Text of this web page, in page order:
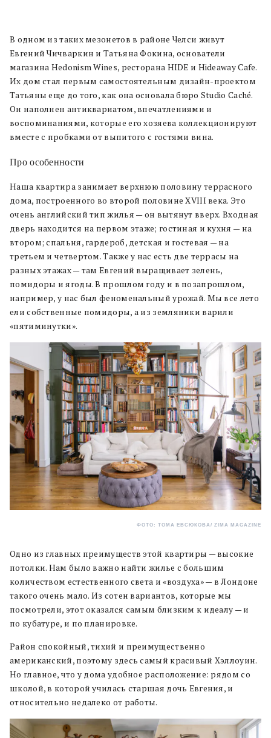
В одном из таких мезонетов в районе Челси живут
Евгений Чичваркин и Татьяна Фокина, основатели
магазина Hedonism Wines, ресторана HIDE и Hideaway Cafe.
Их дом стал первым самостоятельным дизайн-проектом
Татьяны еще до того, как она основала бюро Studio Caché.
Он наполнен антиквариатом, впечатлениями и
воспоминаниями, которые его хозяева коллекционируют
вместе с пробками от выпитого с гостями вина.
Про особенности
Наша квартира занимает верхнюю половину террасного
дома, построенного во второй половине XVIII века. Это
очень английский тип жилья — он вытянут вверх. Входная
дверь находится на первом этаже; гостиная и кухня — на
втором; спальня, гардероб, детская и гостевая — на
третьем и четвертом. Также у нас есть две террасы на
разных этажах — там Евгений выращивает зелень,
помидоры и ягоды. В прошлом году и в позапрошлом,
например, у нас был феноменальный урожай. Мы все лето
ели собственные помидоры, а из земляники варили
«пятиминутки».
ФОТО: ТОМА ЕВСЮКОВА/ ZIMA MAGAZINE
Одно из главных преимуществ этой квартиры — высокие
потолки. Нам было важно найти жилье с большим
количеством естественного света и «воздуха» — в Лондоне
такого очень мало. Из сотен вариантов, которые мы
посмотрели, этот оказался самым близким к идеалу — и
по кубатуре, и по планировке.
Район спокойный, тихий и преимущественно
американский, поэтому здесь самый красивый Хэллоуин.
Но главное, что у дома удобное расположение: рядом со
школой, в которой училась старшая дочь Евгения, и
относительно недалеко от работы.